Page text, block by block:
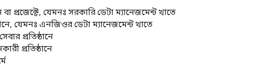
বা প্রজেক্টে, যেমনঃ সরকারি ডেটা ম্যানেজমেন্ট খাতে
যেমনঃ এনজিওর ডেটা ম্যানেজমেন্ট খাতে
প্রতিষ্ঠানে
প্রতিষ্ঠানে